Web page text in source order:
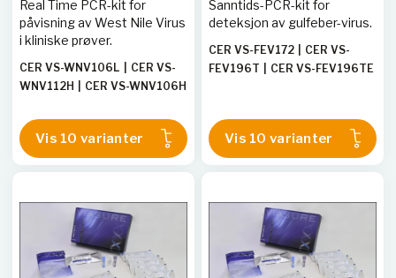
Real Time PCR-kit for
påvisning av West Nile Virus
i kliniske prøver.
CER VS-WNV106L
CER VS-
WNV112H
CER VS-WNV106H
WNV196T|CER VS-WNV172|
CER VS-WNV113L |CER VS-
WNV136|CER VS-
Vis 10 varianter
Sanntids-PCR-kit for
deteksjon av gulfeber-virus.
CER VS-FEV172
CER VS-
FEV196T
CER VS-FEV196TE
CER VS-FEV112L
FEV106L| CER VS-FEV113H
CER VS-FEV112H
Vis 10 varianter